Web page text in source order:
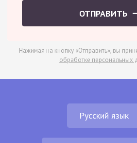
ОТПРАВИТЬ
Нажимая на кнопку «Отправить», вы
обработке персональных
Русский язык